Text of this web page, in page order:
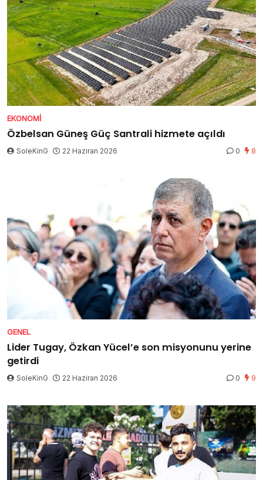
EKONOMI
Özbelsan Güneş Güç Santrali hizmete açıldı
SoleKinG 22 Haziran 2026 0 8
GENEL
Lider Tugay, Özkan Yücel’e son misyonunu yerine
getirdi
SoleKinG 22 Haziran 2026 0 9